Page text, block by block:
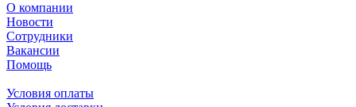
О компании
Новости
Сотрудники
Вакансии
Помощь
Условия оплаты